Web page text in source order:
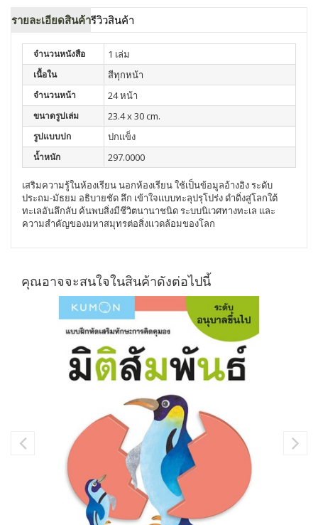
รายละเอียดสินค้ารีวิวสินค้า
จำนวนหนังสือ 1 เล่ม
เนื้อใน สีทุกหน้า
จำนวนหน้า 24 หน้า
ขนาดรูปเล่ม 23.4 x 30 cm.
รูปแบบปก ปกแข็ง
น้ำหนัก 297.0000
เสริมความรู้ในห้องเรียน นอกห้องเรียน ใช้เป็นข้อมูลอ้างอิง ระดับ
ประถม-มัธยม อธิบายชัด ลึก เข้าใจแบบทะลุปรุโปร่ง ดำดิ่งสู่โลกใต้
ทะเลอันลึกลับ ค้นพบสิ่งมีชีวิตนานาชนิด ระบบนิเวศทางทะเล และ
ความสำคัญของมหาสมุทรต่อสิ่งแวดล้อมของโลก
คุณอาจจะสนใจในสินค้าดังต่อไปนี้